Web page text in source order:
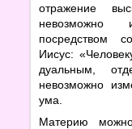
отражение
невозможно
посредством
Иисус:
дуальным,
невозможно
ума.
Материю